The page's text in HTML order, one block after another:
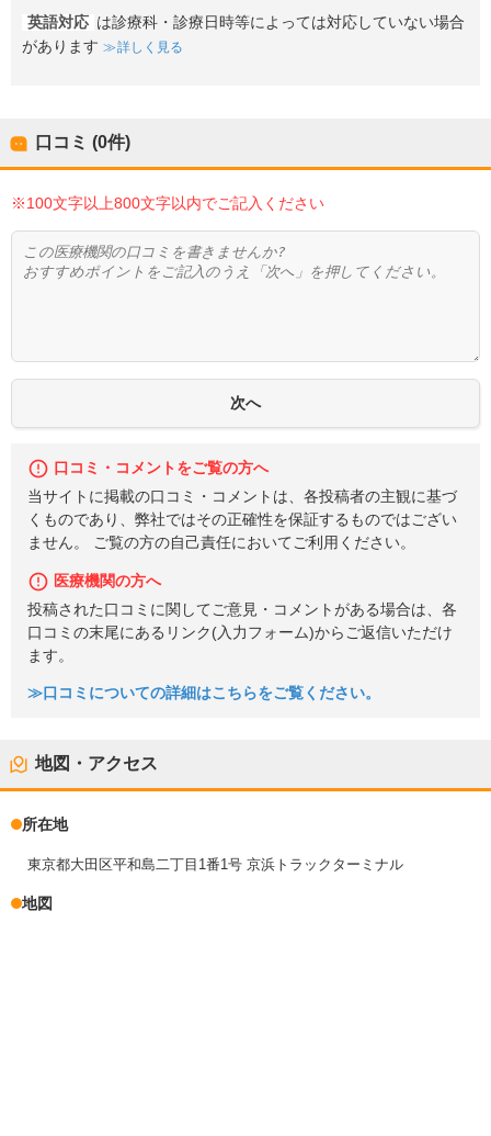
英語対応 は診療科・診療日時等によっては対応していない場合
があります
詳しく見る
口コミ (0件)
※100文字以上800文字以内でご記入ください
口コミ・コメントをご覧の方へ
当サイトに掲載の口コミ・コメントは、各投稿者の主観に基づ
くものであり、弊社ではその正確性を保証するものではござい
ません。 ご覧の方の自己責任においてご利用ください。
医療機関の方へ
投稿された口コミに関してご意見・コメントがある場合は、各
口コミの末尾にあるリンク(入力フォーム)からご返信いただけ
ます。
≫口コミについての詳細はこちらをご覧ください。
地図・アクセス
所在地
東京都大田区平和島二丁目1番1号 京浜トラックターミナル
地図